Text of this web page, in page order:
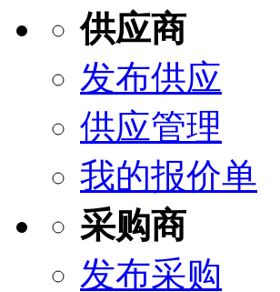
供应商
发布供应
供应管理
我的报价单
采购商
发布采购